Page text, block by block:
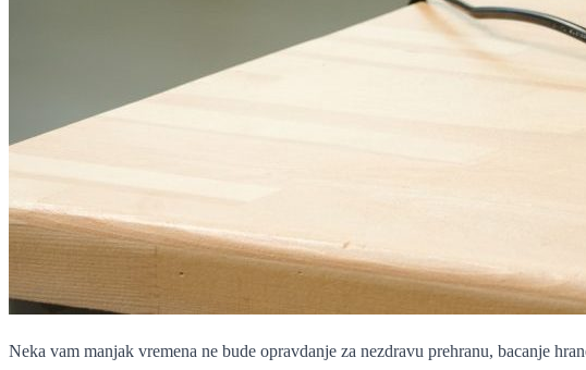
Neka vam manjak vremena ne bude opravdanje za nezdravu prehranu, bacanje